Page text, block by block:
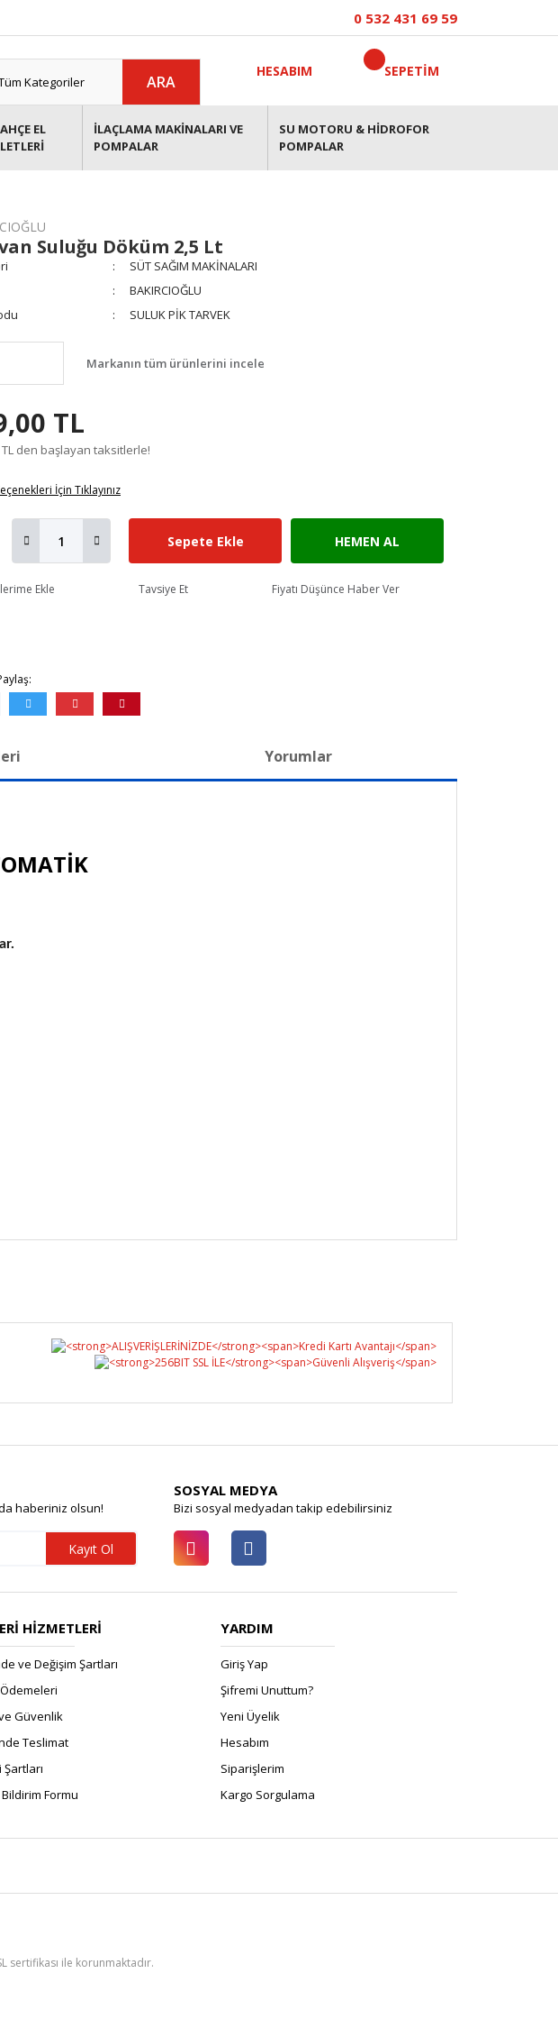
0 532 431 69 59
ARA
HESABIM SEPETİM
EL
İLAÇLAMA MAKİNALARI VE
POMPALAR
SU MOTORU & HİDROFOR
POMPALAR
Suluğu Döküm 2,5 Lt
SÜT SAĞIM MAKİNALARI
BAKIRCIOĞLU
SULUK PİK TARVEK
Markanın tüm ürünlerini incele
TL
TL den başlayan taksitlerle!
İçin Tıklayınız
Sepete Ekle HEMEN AL
Ekle Tavsiye Et Fiyatı Düşünce Haber Ver
Yorumlar
haberiniz olsun!
Kayıt Ol
SOSYAL MEDYA
Bizi sosyal medyadan takip edebilirsiniz
HİZMETLERİ
ve Değişim Şartları
Güvenlik
Teslimat
Formu
YARDIM
Giriş Yap
Şifremi Unuttum?
Yeni Üyelik
Hesabım
Siparişlerim
Kargo Sorgulama
sertifikası ile korunmaktadır.